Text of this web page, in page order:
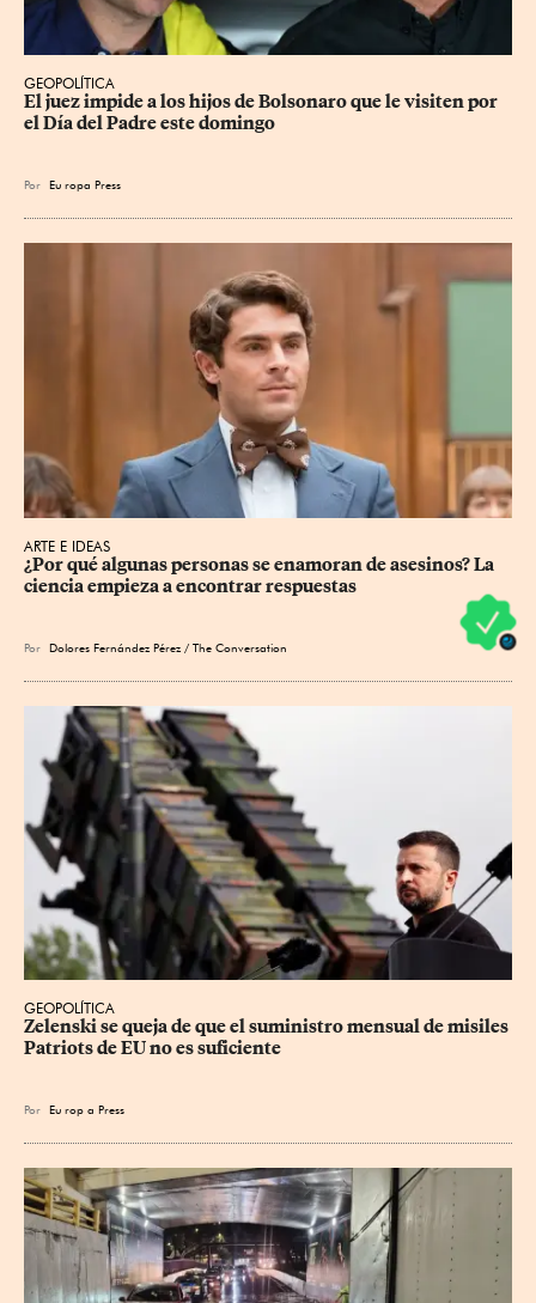
GEOPOLÍTICA
El juez impide a los hijos de Bolsonaro que le visiten por
el Día del Padre este domingo
Por Eu ropa Press
ARTE E IDEAS
¿Por qué algunas personas se enamoran de asesinos? La
ciencia empieza a encontrar respuestas
Por Dolores Fernández Pérez / The Conversation
GEOPOLÍTICA
Zelenski se queja de que el suministro mensual de misiles
Patriots de EU no es suficiente
Por Eu rop a Press